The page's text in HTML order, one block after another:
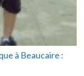
à Beaucaire :